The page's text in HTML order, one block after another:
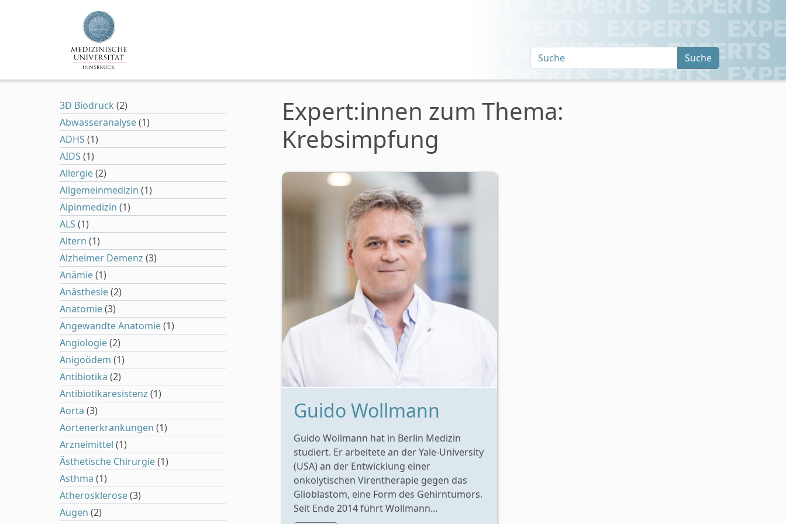
Zum Hauptinhalt springen
Suche
Expert:innen zum Thema:
Krebsimpfung
Guido Wollmann
Guido Wollmann hat in Berlin Medizin
studiert. Er arbeitete an der Yale-University
(USA) an der Entwicklung einer
onkolytischen Virentherapie gegen das
Glioblastom, eine Form des Gehirntumors.
Seit Ende 2014 führt Wollmann...
3D Biodruck (2)
Abwasseranalyse(1)
ADHS (1)
AIDS (1)
Allergie(2)
Allgemeinmedizin (1)
Alpinmedizin (1)
ALS (1)
Altern (1)
Alzheimer Demenz (3)
Anämie(1)
Anästhesie(2)
Anatomie(3)
Angewandte Anatomie(1)
Angiologie(2)
Anigoödem (1)
Antibiotika (2)
Antibiotikaresistenz (1)
Aorta (3)
Aortenerkrankungen (1)
Arzneimittel (1)
Ästhetische Chirurgie(1)
Asthma (1)
Atherosklerose(3)
Augen (2)